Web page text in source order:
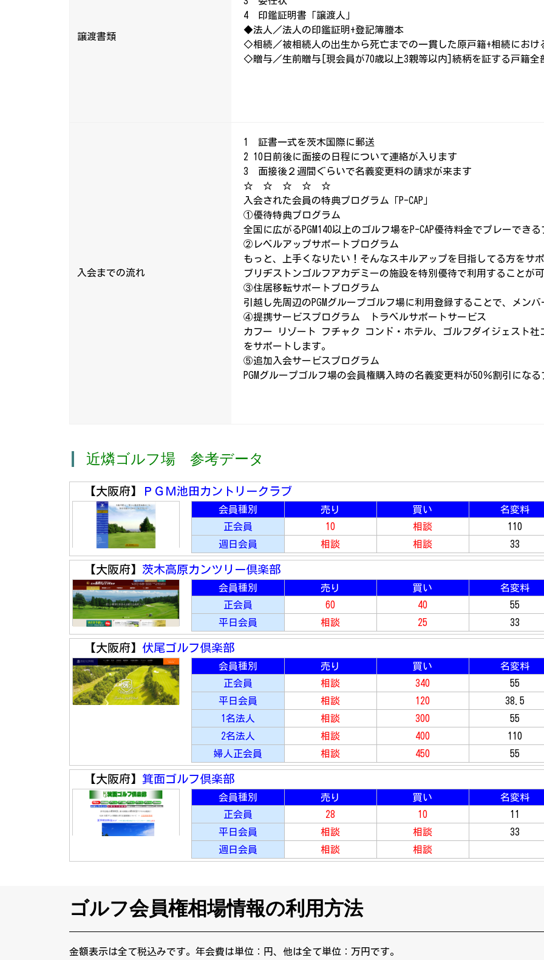
譲渡書類
4 印鑑証明書「譲渡人」
◆法人／法人の印鑑証明+登記簿謄本
◇相続／被相続人の出生から死亡までの一貫した原戸籍+相続におけ
◇贈与／生前贈与[現会員が70歳以上3親等以内]続柄を証する戸籍全
入会までの流れ
1 証書一式を茨木国際に郵送
2 10日前後に面接の日程について連絡が入ります
3 面接後２週間ぐらいで名義変更料の請求が来ます
☆ ☆ ☆ ☆ ☆
入会された会員の特典プログラム「P-CAP」
①優待特典プログラム
全国に広がるPGM140以上のゴルフ場をP-CAP優待料金でプレーでき
②レベルアップサポートプログラム
もっと、上手くなりたい！そんなスキルアップを目指してる方をサ
ブリヂストンゴルフアカデミーの施設を特別優待で利用することが
③住居移転サポートプログラム
引越し先周辺のPGMグループゴルフ場に利用登録することで、メン
④提携サービスプログラム トラベルサポートサービス
カフー リゾート フチャク コンド・ホテル、ゴルフダイジェスト社
をサポートします。
⑤追加入会サービスプログラム
PGMグループゴルフ場の会員権購入時の名義変更料が50％割引にな
近燐ゴルフ場 参考データ
【大阪府】 ＰＧＭ池田カントリークラブ
会員種別 売り 買い
名変料
正会員
10 相談
110
週日会員
相談 相談 33
【大阪府】 茨木高原カンツリー倶楽部
会員種別 売り 買い
名変料
正会員
60 40
55
平日会員
相談 25 33
【大阪府】 伏尾ゴルフ倶楽部
会員種別 売り 買い
名変料
正会員
相談 340
55
平日会員
相談 120
38.5
1名法人
相談 300
55
2名法人
相談 400
110
婦人正会員
相談 450 55
【大阪府】 箕面ゴルフ倶楽部
会員種別 売り 買い
名変料
正会員
28 10
11
平日会員
相談 相談
33
週日会員
相談 相談
ゴルフ会員権相場情報の利用方法
金額表示は全て税込みです。年会費は単位：円、他は全て単位：万円です。